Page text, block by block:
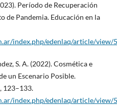
Período de Recuperación
de Pandemia. Educación en la
index.php/edenlaq/article/view/
S. A. (2022). Cosmética e
un Escenario Posible.
123–133.
index.php/edenlaq/article/view/